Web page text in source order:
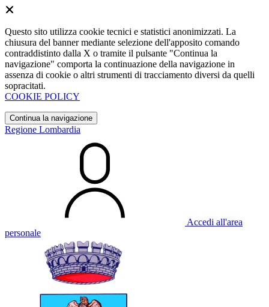
Questo sito utilizza cookie tecnici e statistici anonimizzati. La
chiusura del banner mediante selezione dell'apposito comando
contraddistinto dalla X o tramite il pulsante "Continua la
navigazione" comporta la continuazione della navigazione in
assenza di cookie o altri strumenti di tracciamento diversi da quelli
sopracitati.
COOKIE POLICY
Continua la navigazione
Regione Lombardia
Accedi all'area
personale